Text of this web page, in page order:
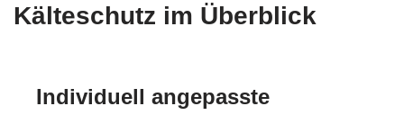
Kälteschutz im Überblick
Individuell angepasste